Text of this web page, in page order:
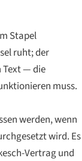
Stapel
ruht; der
Text — die
muss.
werden, wenn
wird. Es
Vertrag und